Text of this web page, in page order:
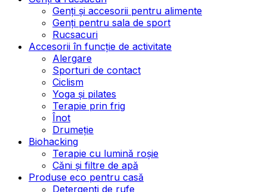
Genți și accesorii pentru alimente
Genți pentru sala de sport
Rucsacuri
Accesorii în funcție de activitate
Alergare
Sporturi de contact
Ciclism
Yoga și pilates
Terapie prin frig
Înot
Drumeție
Biohacking
Terapie cu lumină roșie
Căni și filtre de apă
Produse eco pentru casă
Detergenți de rufe